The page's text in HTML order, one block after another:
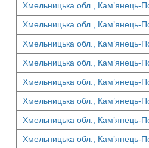
Хмельницька обл., Кам’янець-
Хмельницька обл., Кам’янець-
Хмельницька обл., Кам’янець-
Хмельницька обл., Кам’янець-
Хмельницька обл., Кам’янець-
Хмельницька обл., Кам’янець-
Хмельницька обл., Кам’янець-
Хмельницька обл., Кам’янець-